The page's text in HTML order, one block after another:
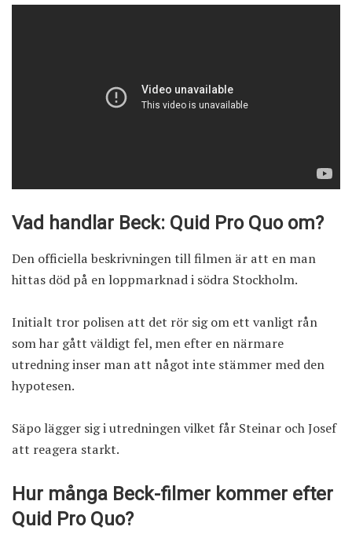
Vad handlar Beck: Quid Pro Quo om?
Den officiella beskrivningen till filmen är att en man
hittas död på en loppmarknad i södra Stockholm.
Initialt tror polisen att det rör sig om ett vanligt rån
som har gått väldigt fel, men efter en närmare
utredning inser man att något inte stämmer med den
hypotesen.
Säpo lägger sig i utredningen vilket får Steinar och Josef
att reagera starkt.
Hur många Beck-filmer kommer efter
Quid Pro Quo?